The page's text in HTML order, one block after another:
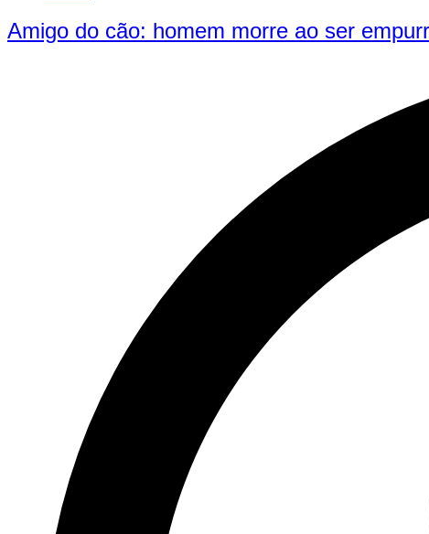
Amigo do cão: homem morre ao ser